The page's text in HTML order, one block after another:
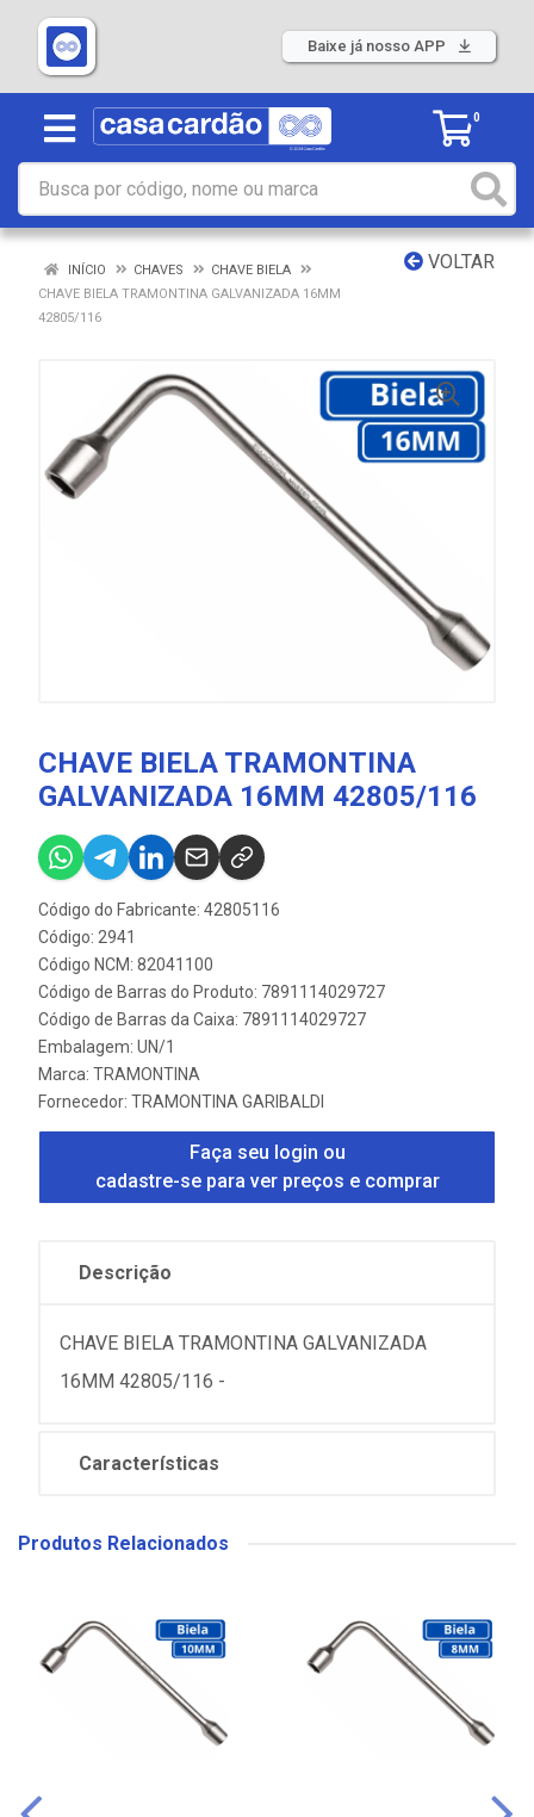
Baixe já nosso APP
0
VOLTAR
INÍCIO CHAVES
CHAVE BIELA
CHAVE BIELA TRAMONTINA GALVANIZADA 16MM
42805/116
CHAVE BIELA TRAMONTINA
GALVANIZADA 16MM 42805/116
Código do Fabricante: 42805116
Código: 2941
Código NCM: 82041100
Código de Barras do Produto: 7891114029727
Código de Barras da Caixa: 7891114029727
Embalagem: UN/1
Marca: TRAMONTINA
Fornecedor: TRAMONTINA GARIBALDI
Faça seu login ou
cadastre-se para ver preços e comprar
Descrição
CHAVE BIELA TRAMONTINA GALVANIZADA
16MM 42805/116 -
Características
Produtos Relacionados